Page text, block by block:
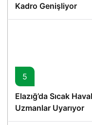
Kadro Genişliyor
5
Elazığ’da Sıcak
Uzmanlar Uyarıyor